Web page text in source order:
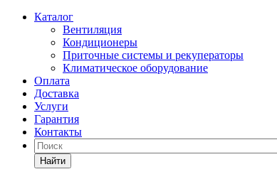
Каталог
Вентиляция
Кондиционеры
Приточные системы и рекуператоры
Климатическое оборудование
Оплата
Доставка
Услуги
Гарантия
Контакты
Найти